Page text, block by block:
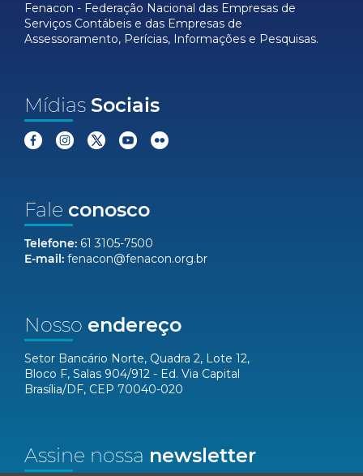
Fenacon - Federação Nacional das Empresas de
Serviços Contábeis e das Empresas de
Assessoramento, Perícias, Informações e Pesquisas.
Mídias Sociais
Fale conosco
Telefone: 61 3105-7500
E-mail: fenacon@fenacon.org.br
Nosso endereço
Setor Bancário Norte, Quadra 2, Lote 12,
Bloco F, Salas 904/912 - Ed. Via Capital
Brasília/DF, CEP 70040-020
Assine nossa newsletter